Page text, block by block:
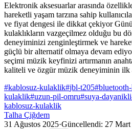
Elektronik aksesuarlar arasında
hareketli yaşam tarzına sahip
ve fiyat dengesi ile dikkat çekiyor
kulaklıkların vazgeçilmez olduğu bu
deneyiminizi zenginleştirmek ve
güçlü bir alternatif olmaya devam
seçimi müzik keyfinizi artırmanın
kaliteli ve özgür müzik deneyiminin ilk
#kablosuz-kulaklik#jbl-t205#
kulaklik#uzun-pil-omru#suya-
kablosuz-kulaklik
Talha Çiğdem
31 Ağustos 2025·Güncellendi: 27